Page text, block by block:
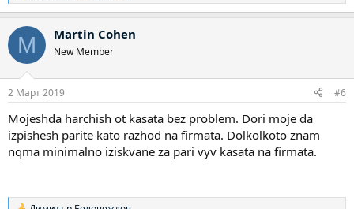
е
к
и
M Martin Cohen
New Member
2 Март 2019 #6
Mojeshda harchish ot kasata bez problem. Dori moje da
izpishesh parite kato razhod na firmata. Dolkolkoto znam
nqma minimalno iziskvane za pari vyv kasata na firmata.